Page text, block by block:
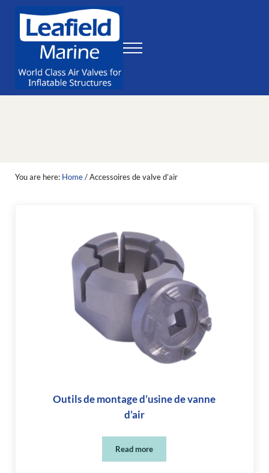
Leafield Marine
World Class Air Valves for Inflatable Structures
Menu
You are here: Home/Accessoires de valve d’air
Outils de montage d’usine de vanne
d’air
Read moreOutils de montage d’usine de vanne